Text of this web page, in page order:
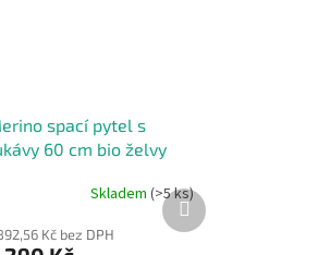
spací pytel s
60 cm bio želvy
Skladem (>5 ks)
Kč bez DPH
Další
produkt